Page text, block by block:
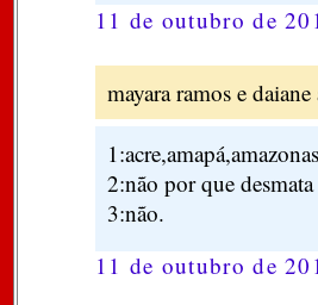
11 de outubro de
mayara ramos e
2:não por que
3:não.
11 de outubro de